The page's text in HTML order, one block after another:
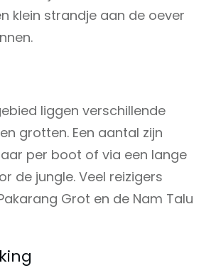
klein strandje aan de oever
liggen verschillende
grotten. Een aantal zijn
per boot of via een lange
de jungle. Veel reizigers
Grot en de Nam Talu